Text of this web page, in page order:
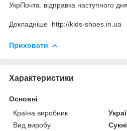
УкрПочта. відправка наступного
Докладніше http://kids-shoes.in.ua
Приховати
Характеристики
Основні
Країна виробник
Вид виробу
Сукні